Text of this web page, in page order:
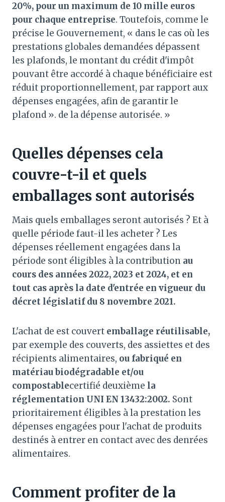
20%, pour un maximum de 10 mille euros
pour chaque entreprise. Toutefois, comme le
précise le Gouvernement, « dans le cas où les
prestations globales demandées dépassent
les plafonds, le montant du crédit d'impôt
pouvant être accordé à chaque bénéficiaire est
réduit proportionnellement, par rapport aux
dépenses engagées, afin de garantir le
plafond ». de la dépense autorisée. »
Quelles dépenses cela
couvre-t-il et quels
emballages sont autorisés
Mais quels emballages seront autorisés ? Et à
quelle période faut-il les acheter ? Les
dépenses réellement engagées dans la
période sont éligibles à la contribution au
cours des années 2022, 2023 et 2024, et en
tout cas après la date d'entrée en vigueur du
décret législatif du 8 novembre 2021.
L'achat de est couvert emballage réutilisable,
par exemple des couverts, des assiettes et des
récipients alimentaires, ou fabriqué en
matériau biodégradable et/ou
compostablecertifié deuxième la
réglementation UNI EN 13432:2002. Sont
prioritairement éligibles à la prestation les
dépenses engagées pour l'achat de produits
destinés à entrer en contact avec des denrées
alimentaires.
Comment profiter de la